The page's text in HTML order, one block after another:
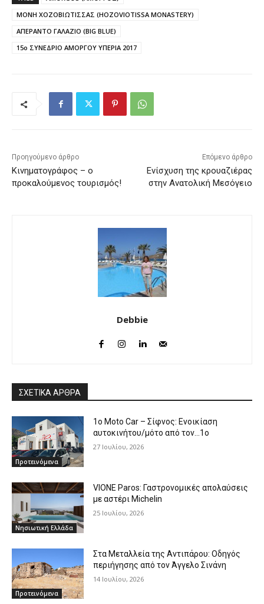
ΜΟΝΗ ΧΟΖΟΒΙΩΤΙΣΣΑΣ (HOZOVIOTISSA MONASTERY)
ΑΠΕΡΑΝΤΟ ΓΑΛΑΖΙΟ (BIG BLUE)
15ο ΣΥΝΕΔΡΙΟ ΑΜΟΡΓΟΥ ΥΠΕΡΙΑ 2017
Προηγούμενο άρθρο
Κινηματογράφος – ο
προκαλούμενος τουρισμός!
Επόμενο άρθρο
Ενίσχυση της κρουαζιέρας
στην Ανατολική Μεσόγειο
Debbie
ΣΧΕΤΙΚΑ ΑΡΘΡΑ
Προτεινόμενα
1o Moto Car – Σίφνος: Ενοικίαση
αυτοκινήτου/μότο από τον…1ο
27 Ιουλίου, 2026
Νησιωτική Ελλάδα
VIONE Paros: Γαστρονομικές απολαύσεις
με αστέρι Michelin
25 Ιουλίου, 2026
Προτεινόμενα
Στα Μεταλλεία της Αντιπάρου: Οδηγός
περιήγησης από τον Άγγελο Σινάνη
14 Ιουλίου, 2026